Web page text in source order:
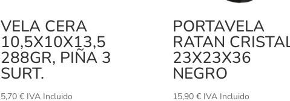
VELA CERA
10,5X10X13,5
288GR, PIÑA 3
SURT.
5,70 € IVA Incluido
PORTAVELA
RATAN
23X23X36
NEGRO
15,90 € IVA Incluido